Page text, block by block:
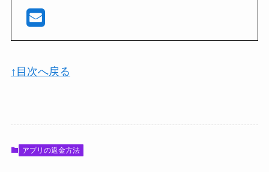
↑目次へ戻る
アプリの返金方法